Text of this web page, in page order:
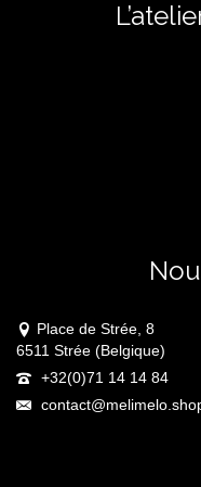
Place de Strée, 8
6511 Strée (Belgique)
+32(0)71 14 14 84